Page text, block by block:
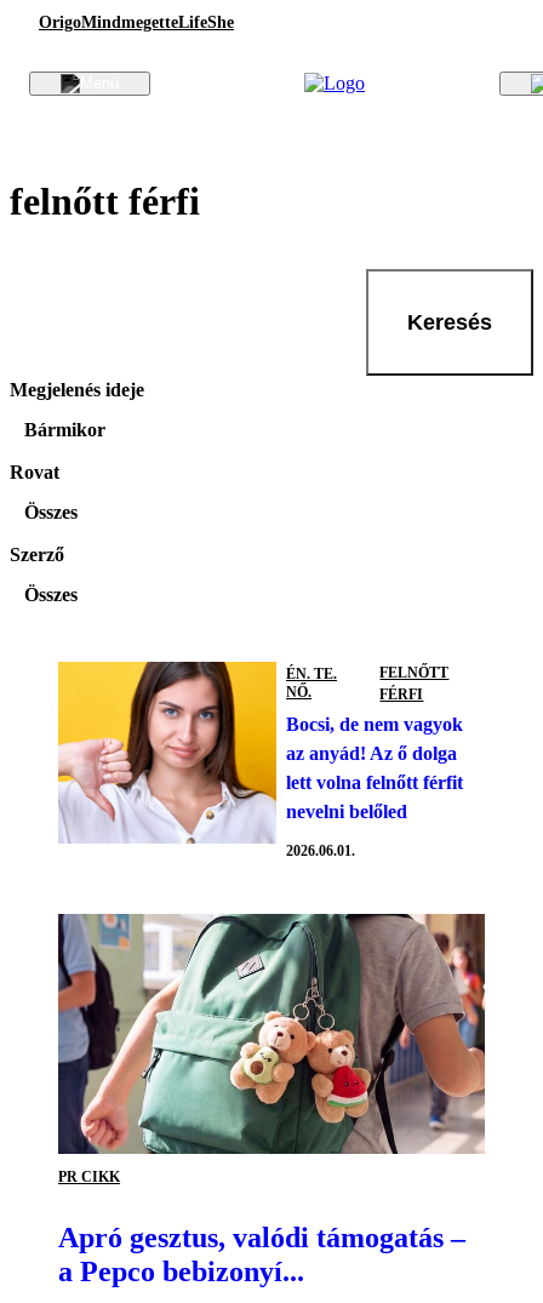
OrigoMindmegetteLifeShe
felnőtt férfi
Keresés
Megjelenés ideje
Bármikor
Rovat
Összes
Szerző
Összes
ÉN. TE.
NŐ.
FELNŐTT
FÉRFI
Bocsi, de nem vagyok
az anyád! Az ő dolga
lett volna felnőtt férfit
nevelni belőled
2026.06.01.
PR CIKK
Apró gesztus, valódi támogatás –
a Pepco bebizonyí...